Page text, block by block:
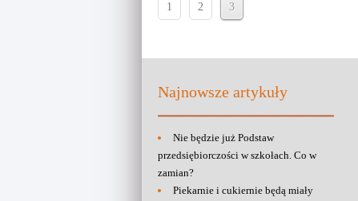
1 2 3
Najnowsze artykuły
Nie będzie już Podstaw
przedsiębiorczości w szkołach. Co w
zamian?
Piekarnie i cukiernie będą miały